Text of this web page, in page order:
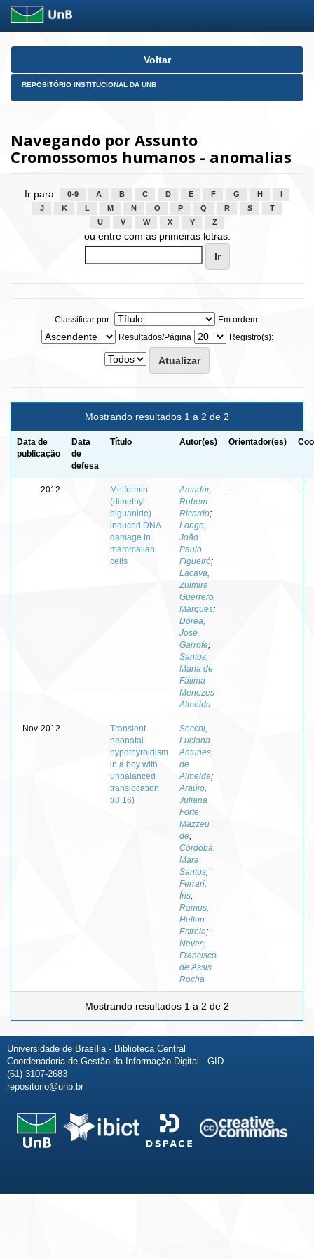
Skip
Voltar
REPOSITÓRIO INSTITUCIONAL DA UNB
Navegando por Assunto
Cromossomos humanos - anomalias
Ir para: 0-9 A B C D E F G H
J
K L M N O P Q R S
T
U
V W X Y Z
ou entre com as primeiras letras:
Classificar por:
Em ordem:
Resultados/Página
Registro(s):
Mostrando resultados 1 a 2 de 2
Data de
publicação
Data
de
defesa
Título Autor(es) Orientador(es)
2012 -
Metformin
(dimethyl-
biguanide)
induced DNA
damage in
mammalian
cells
Amador,
Rubem
Ricardo;
Longo,
João
Paulo
Figueiró;
Lacava,
Zulmira
Guerrero
Marques;
Dórea,
José
Garrofe;
Santos,
Maria de
Fátima
Menezes
Almeida
- -
Nov-2012 -
Transient
neonatal
hypothyroidism
in a boy with
unbalanced
translocation
t(8;16)
Secchi,
Luciana
Antunes
de
Almeida;
Araújo,
Juliana
Forte
Mazzeu
de;
Córdoba,
Mara
Santos;
Ferrari,
Íris;
Ramos,
Helton
Estrela;
Neves,
Francisco
de Assis
Rocha
- -
Mostrando resultados 1 a 2 de 2
Universidade de Brasília - Biblioteca Central
Coordenadoria de Gestão da Informação Digital - GID
(61) 3107-2683
repositorio@unb.br